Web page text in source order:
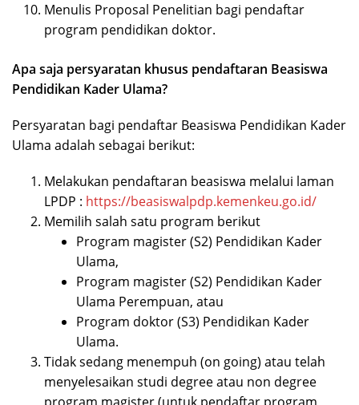
Menulis Proposal Penelitian bagi pendaftar
program pendidikan doktor.
Apa saja persyaratan khusus pendaftaran Beasiswa
Pendidikan Kader Ulama?
Persyaratan bagi pendaftar Beasiswa Pendidikan Kader
Ulama adalah sebagai berikut:
Melakukan pendaftaran beasiswa melalui laman
LPDP : https://beasiswalpdp.kemenkeu.go.id/
Memilih salah satu program berikut
Program magister (S2) Pendidikan Kader
Ulama,
Program magister (S2) Pendidikan Kader
Ulama Perempuan, atau
Program doktor (S3) Pendidikan Kader
Ulama.
Tidak sedang menempuh (on going) atau telah
menyelesaikan studi degree atau non degree